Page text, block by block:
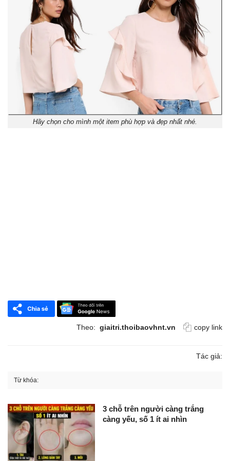
Hãy chọn cho mình một item phù hợp và đẹp nhất nhé.
Theo: giaitri.thoibaovhnt.vn copy link
Tác giả:
Từ khóa:
3 chỗ trên người càng trắng
càng yếu, số 1 ít ai nhìn